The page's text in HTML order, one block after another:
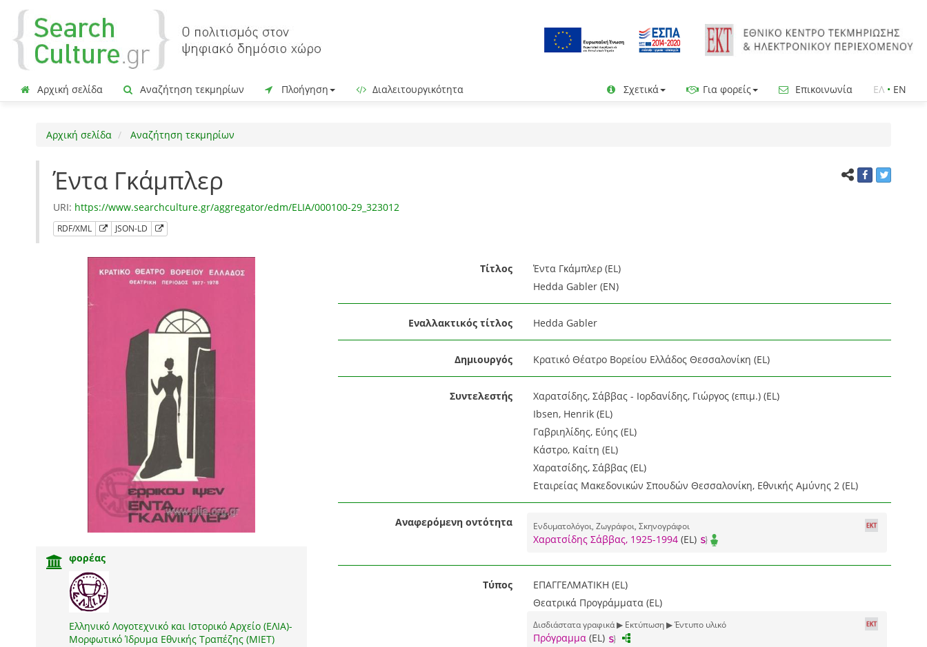
Αρχική σελίδα Αναζήτηση τεκμηρίων Πλοήγηση Διαλειτουργικότητα Σχετικά Για φορείς Επικοινωνία ΕΛ • EN
Αρχική σελίδα Αναζήτηση τεκμηρίων
Έντα Γκάμπλερ
URI: https://www.searchculture.gr/aggregator/edm/ELIA/000100-29_323012
RDF/XML JSON-LD
φορέας
Ελληνικό Λογοτεχνικό και Ιστορικό Αρχείο (ΕΛΙΑ)-
Μορφωτικό Ίδρυμα Εθνικής Τραπέζης (ΜΙΕΤ)
Τίτλος
Έντα Γκάμπλερ (EL)
Hedda Gabler (EN)
Εναλλακτικός τίτλος Hedda Gabler
Δημιουργός Κρατικό Θέατρο Βορείου Ελλάδος Θεσσαλονίκη (EL)
Συντελεστής
Χαρατσίδης, Σάββας - Ιορδανίδης, Γιώργος (επιμ.) (EL)
Ibsen, Henrik (EL)
Γαβριηλίδης, Εύης (EL)
Κάστρο, Καίτη (EL)
Χαρατσίδης, Σάββας (EL)
Εταιρείας Μακεδονικών Σπουδών Θεσσαλονίκη, Εθνικής Αμύνης 2 (EL)
Αναφερόμενη οντότητα Ενδυματολόγοι, Ζωγράφοι, Σκηνογράφοι
Χαρατσίδης Σάββας, 1925-1994(EL)
Τύπος
ΕΠΑΓΓΕΛΜΑΤΙΚΗ (EL)
Θεατρικά Προγράμματα (EL)
Δισδιάστατα γραφικά ▶ Εκτύπωση ▶ Έντυπο υλικό
Πρόγραμμα(EL)